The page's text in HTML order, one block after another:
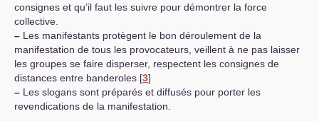
consignes et qu’il faut les suivre pour démontrer la force
collective.
– Les manifestants protègent le bon déroulement de la
manifestation de tous les provocateurs, veillent à ne pas laisser
les groupes se faire disperser, respectent les consignes de
distances entre banderoles [3]
– Les slogans sont préparés et diffusés pour porter les
revendications de la manifestation.